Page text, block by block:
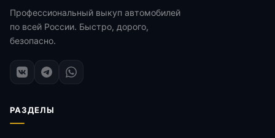
Профессиональный выкуп автомобилей
по всей России. Быстро, дорого,
безопасно.
РАЗДЕЛЫ